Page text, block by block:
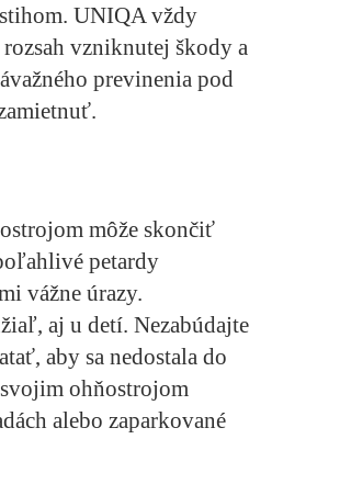
UNIQA vždy
vzniknutej škody a
previnenia pod
môže skončiť
petardy
vážne úrazy.
aj u detí. Nezabúdajte
aby sa nedostala do
ohňostrojom
alebo zaparkované